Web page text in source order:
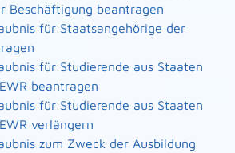
Beschäftigung beantragen
für Staatsangehörige der
für Studierende aus Staaten
beantragen
für Studierende aus Staaten
verlängern
zum Zweck der Ausbildung